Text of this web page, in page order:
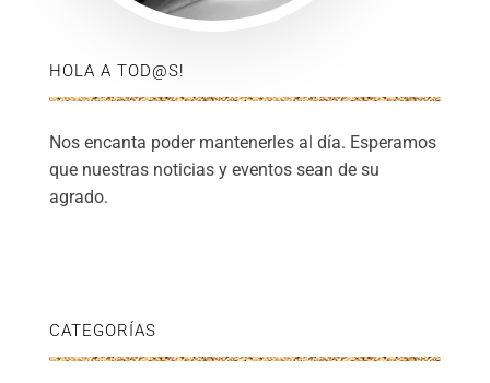
HOLA A TOD@S!
Nos encanta poder mantenerles al día. Esperamos
que nuestras noticias y eventos sean de su
agrado.
CATEGORÍAS